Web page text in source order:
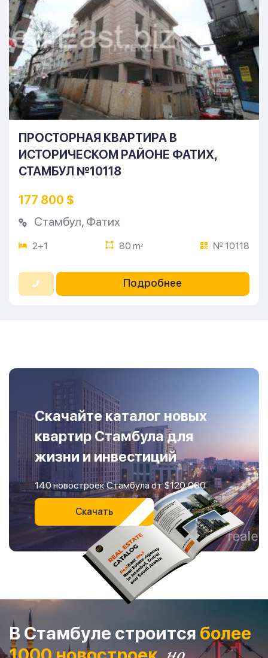
ПРОСТОРНАЯ КВАРТИРА В
ИСТОРИЧЕСКОМ РАЙОНЕ ФАТИХ,
СТАМБУЛ №10118
177 800 $
Стамбул, Фатих
2+1 80 m2 № 10118
Подробнее
Скачайте каталог новых
квартир Стамбула для
жизни и инвестиций
140 новостроек Стамбула от $120,000
Скачать
В Стамбуле строится более